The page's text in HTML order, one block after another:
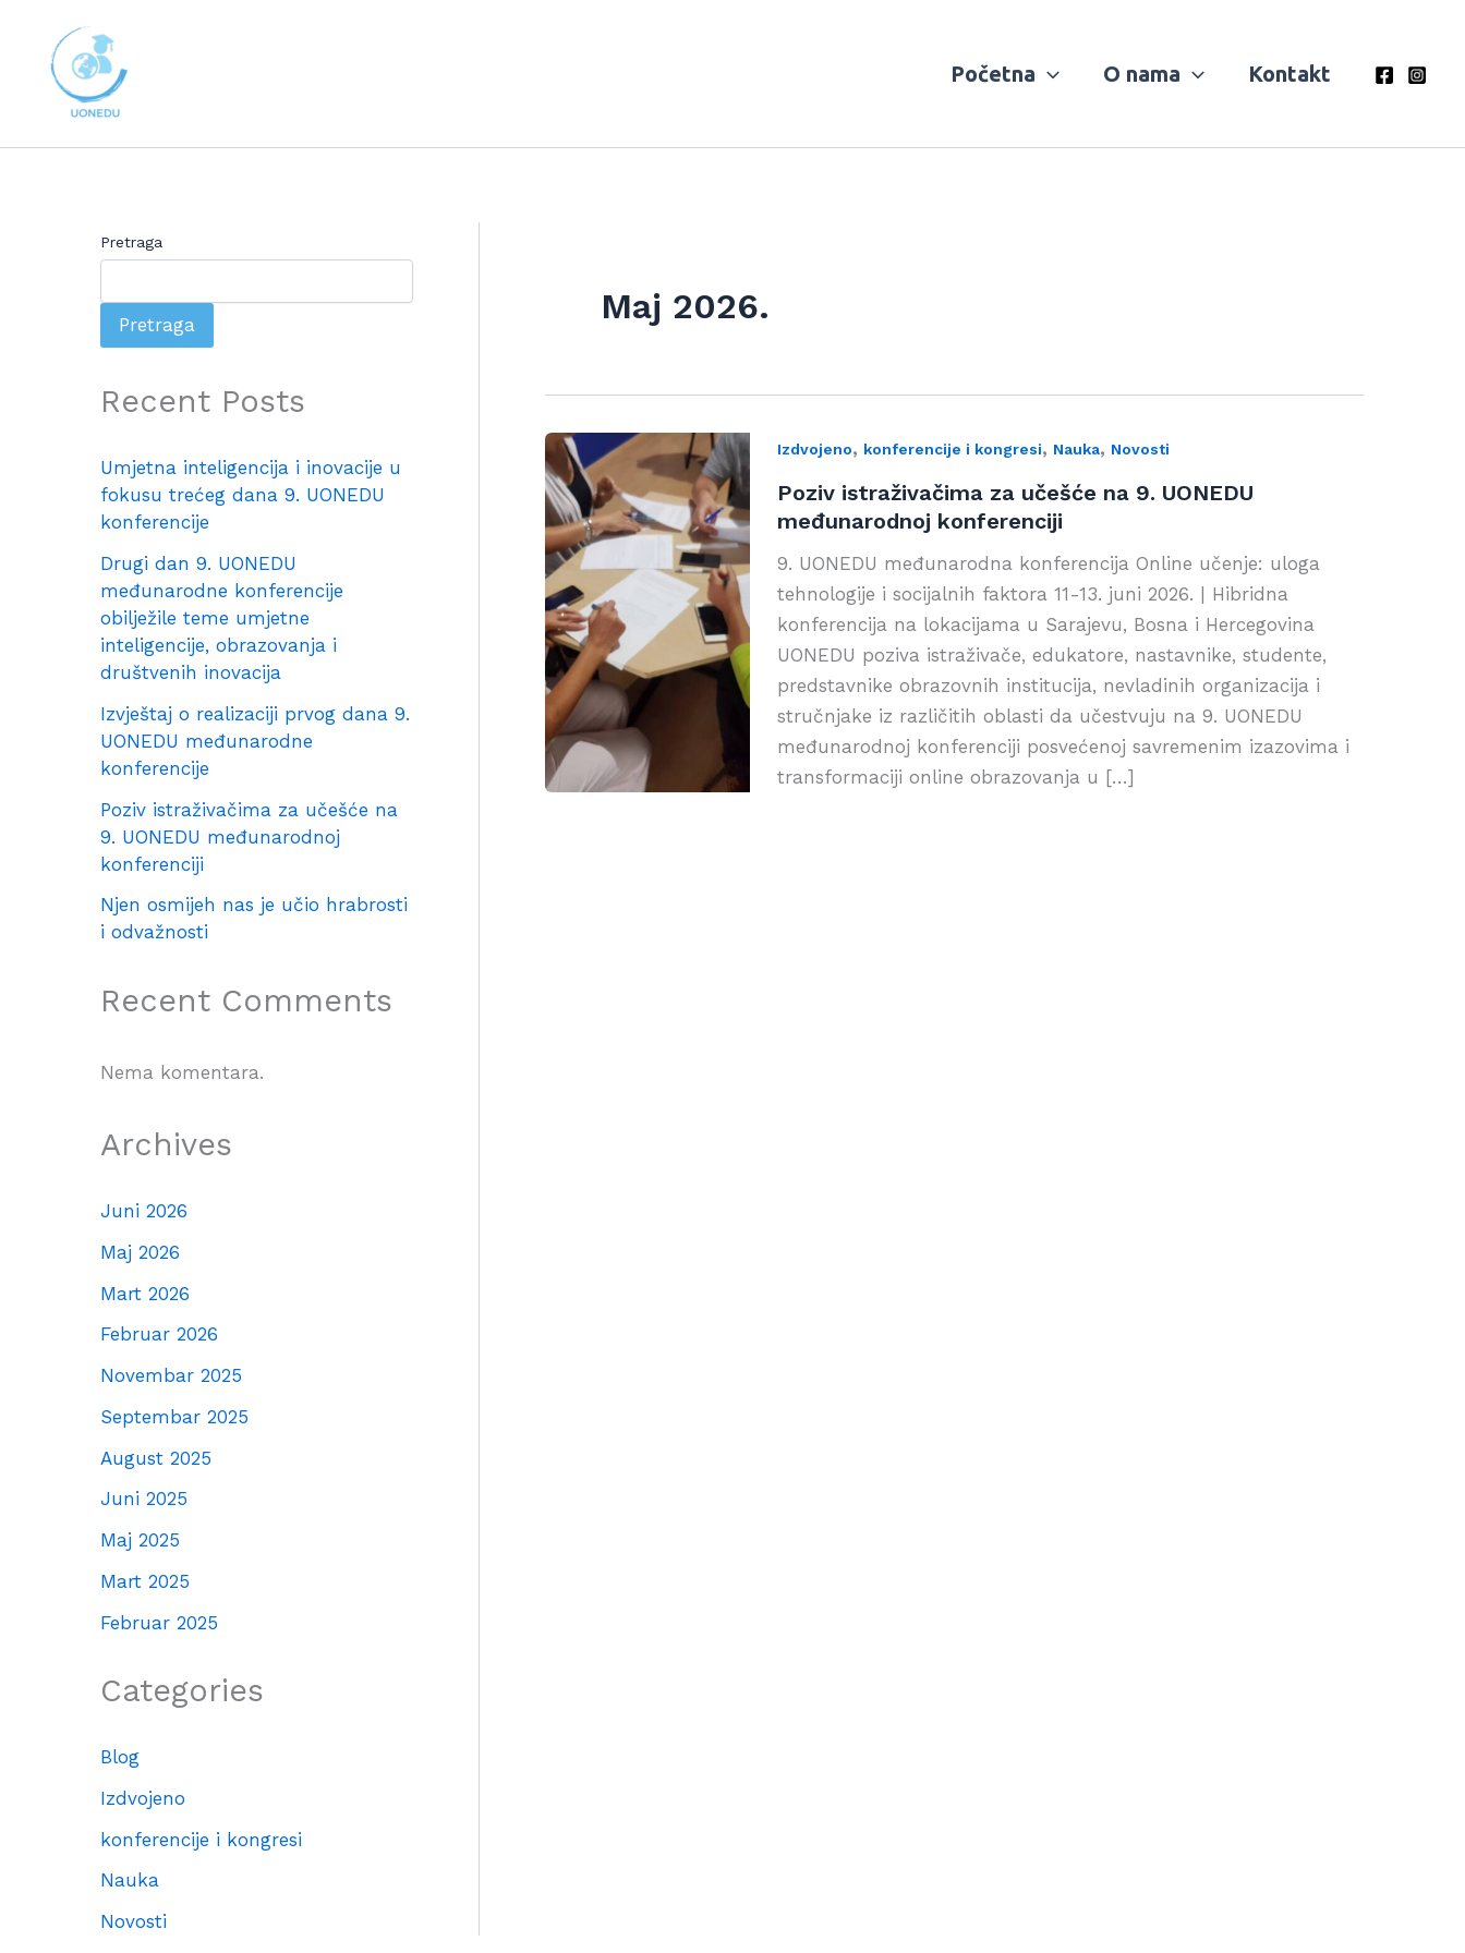
content
Početna O nama Kontakt
Pretraga
Pretraga
Recent Posts
Umjetna inteligencija i inovacije u
fokusu trećeg dana 9. UONEDU
konferencije
Drugi dan 9. UONEDU
međunarodne konferencije
obilježile teme umjetne
inteligencije, obrazovanja i
društvenih inovacija
Izvještaj o realizaciji prvog dana 9.
UONEDU međunarodne
konferencije
Poziv istraživačima za učešće na
9. UONEDU međunarodnoj
konferenciji
Njen osmijeh nas je učio hrabrosti
i odvažnosti
Recent Comments
Nema komentara.
Archives
Juni 2026
Maj 2026
Mart 2026
Februar 2026
Novembar 2025
Septembar 2025
August 2025
Juni 2025
Maj 2025
Mart 2025
Februar 2025
Categories
Blog
Izdvojeno
konferencije i kongresi
Nauka
Novosti
Maj 2026.
Izdvojeno, konferencije i kongresi, Nauka, Novosti
Poziv istraživačima za učešće na 9. UONEDU
međunarodnoj konferenciji
9. UONEDU međunarodna konferencija Online učenje: uloga
tehnologije i socijalnih faktora 11-13. juni 2026. | Hibridna
konferencija na lokacijama u Sarajevu, Bosna i Hercegovina
UONEDU poziva istraživače, edukatore, nastavnike, studente,
predstavnike obrazovnih institucija, nevladinih organizacija i
stručnjake iz različitih oblasti da učestvuju na 9. UONEDU
međunarodnoj konferenciji posvećenoj savremenim izazovima i
transformaciji online obrazovanja u […]